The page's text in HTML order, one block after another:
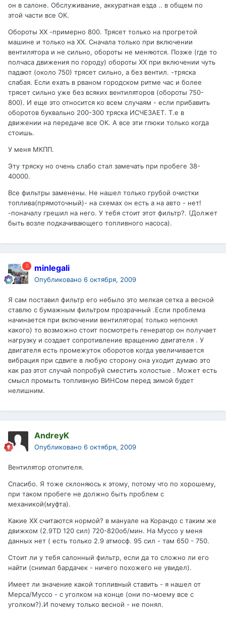
он в салоне. Обслуживание, аккуратная езда .. в общем по
этой части все ОК.
Обороты ХХ -примерно 800. Трясет только на прогретой
машине и только на ХХ. Сначала только при включении
вентилятора и не сильно, обороты не меняются. Позже (где то
полчаса движения по городу) обороты ХХ при включении чуть
падают (около 750) трясет сильно, а без вентил. -тряска
слабая. Если ехать в рваном городском ритме час и более
трясет сильно уже без всяких вентиляторов (обороты 750-
800). И еще это относится ко всем случаям - если прибавить
оборотов буквально 200-300 тряска ИСЧЕЗАЕТ. Т.е в
движении на передаче все ОК. А все эти глюки только когда
стоишь.
У меня МКПП.
Эту тряску но очень слабо стал замечать при пробеге 38-
40000.
Все фильтры заменены. Не нашел только грубой очистки
топлива(прямоточный)- на схемах он есть а на авто - нет!
-поначалу грешил на него. У тебя стоит этот фильтр?. (Должет
быть возле подкачивающего топливного насоса).
minlegali
Опубликовано 6 октября, 2009
Я сам поставил фильтр его небыло это мелкая сетка а весной
ставлю с бумажным фильтром прозрачный .Если проблема
начинается при включении вентилятора( только непонял
какого) то возможно стоит посмотреть генератор он получает
нагрузку и создает сопротивление вращению двигателя . У
двигателя есть промежуток оборотов когда увеличивается
вибрация при сдвиге в любую сторону она уходит думаю это
как раз этот случай попробуй сместить холостые . Может есть
смысл промыть топливную ВИНСом перед зимой будет
нелишним.
AndreyK
Опубликовано 6 октября, 2009
Вентилятор отопителя.
Спасибо. Я тоже склоняюсь к этому, потому что по хорошему,
при таком пробеге не должно быть проблем с
механикой(муфта).
Какие ХХ считаются нормой? в мануале на Корандо с таким же
движком (2.9ТD 120 сил) 720-820об/мин. На Муссо у меня
данных нет ( есть только 2.9 атмосф. 95 сил - там 650 - 750.
Стоит ли у тебя салонный фильтр, если да то сложно ли его
найти (снимал бардачек - ничего похожего не увидел).
Имеет ли значение какой топливный ставить - я нашел от
Мерса/Муссо - с уголком на конце (они по-моему все с
уголком?).И почему только весной - не понял.